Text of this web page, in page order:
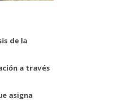
de la
a través
asigna